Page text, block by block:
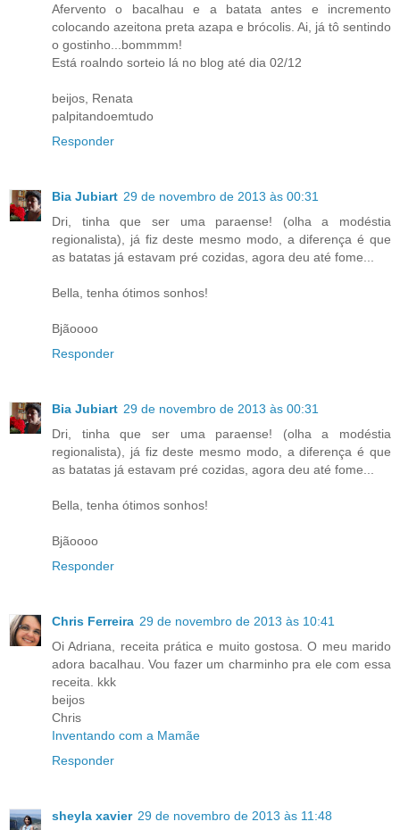
Afervento o bacalhau e a batata antes e incremento
colocando azeitona preta azapa e brócolis. Ai, já tô sentindo
o gostinho...bommmm!
Está roalndo sorteio lá no blog até dia 02/12
beijos, Renata
palpitandoemtudo
Responder
Bia Jubiart 29 de novembro de 2013 às 00:31
Dri, tinha que ser uma paraense! (olha a modéstia
regionalista), já fiz deste mesmo modo, a diferença é que
as batatas já estavam pré cozidas, agora deu até fome...
Bella, tenha ótimos sonhos!
Bjãoooo
Responder
Bia Jubiart 29 de novembro de 2013 às 00:31
Dri, tinha que ser uma paraense! (olha a modéstia
regionalista), já fiz deste mesmo modo, a diferença é que
as batatas já estavam pré cozidas, agora deu até fome...
Bella, tenha ótimos sonhos!
Bjãoooo
Responder
Chris Ferreira 29 de novembro de 2013 às 10:41
Oi Adriana, receita prática e muito gostosa. O meu marido
adora bacalhau. Vou fazer um charminho pra ele com essa
receita. kkk
beijos
Chris
Inventando com a Mamãe
Responder
sheyla xavier 29 de novembro de 2013 às 11:48